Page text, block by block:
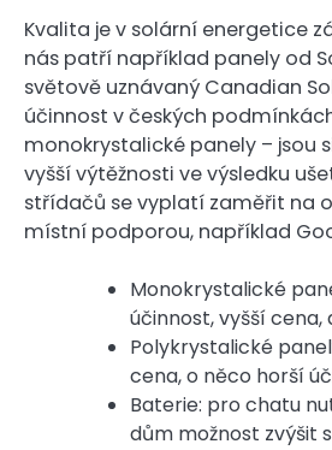
Kvalita je v solární energetice
nás patří například panely od
světově uznávaný Canadian
účinnost v českých
monokrystalické panely – jsou
vyšší výtěžnosti ve výsledku
střídačů se vyplatí zaměřit na
místní podporou, například
Monokrystalické
účinnost, vyšší cena,
Polykrystalické
cena, o něco horší
Baterie: pro chatu
dům možnost zvýšit